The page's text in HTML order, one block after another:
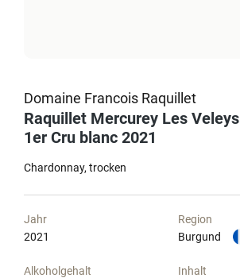
Domaine Francois Raquillet
Raquillet Mercurey Les Veleys
1er Cru blanc 2021
Chardonnay trocken
Jahr
2021
Region
Burgund
Alkoholgehalt
Inhalt